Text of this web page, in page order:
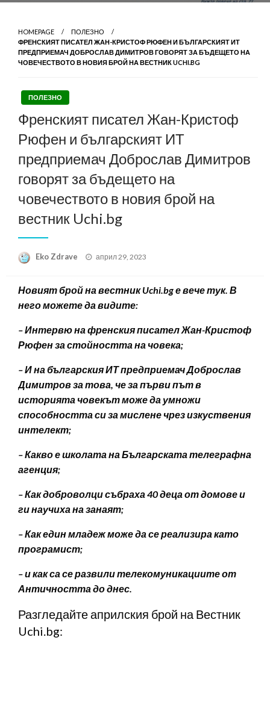
HOMEPAGE
ПОЛЕЗНО
ФРЕНСКИЯТ ПИСАТЕЛ ЖАН-КРИСТОФ РЮФЕН И БЪЛГАРСКИЯТ ИТ
ПРЕДПРИЕМАЧ ДОБРОСЛАВ ДИМИТРОВ ГОВОРЯТ ЗА БЪДЕЩЕТО НА
ЧОВЕЧЕСТВОТО В НОВИЯ БРОЙ НА ВЕСТНИК UCHI.BG
ПОЛЕЗНО
Френският писател Жан-Кристоф
Рюфен и българският ИТ
предприемач Доброслав Димитров
говорят за бъдещето на
човечеството в новия брой на
вестник Uchi.bg
Eko Zdrave
Posted
април 29, 2023
Новият брой на вестник Uchi.bg е вече тук. В
него можете да видите:
– Интервю на френския писател Жан-Кристоф
Рюфен за стойността на човека;
– И на българския ИТ предприемач Доброслав
Димитров за това, че за първи път в
историята човекът може да умножи
способността си за мислене чрез изкуствения
интелект;
– Какво е школата на Българската телеграфна
агенция;
– Как доброволци събраха 40 деца от домове и
ги научиха на занаят;
– Как един младеж може да се реализира като
програмист;
– и как са се развили телекомуникациите от
Античността до днес.
Разгледайте априлския брой на Вестник
Uchi.bg: